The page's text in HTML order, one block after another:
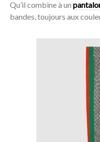
Qu’il combine à un
bandes, toujours aux